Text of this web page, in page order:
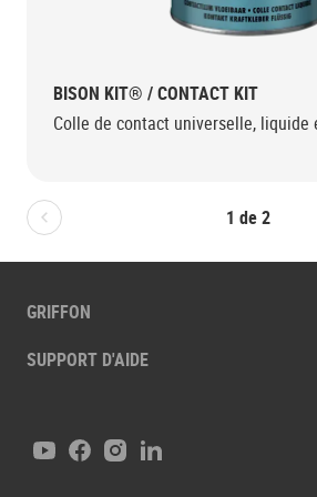
1 de2
Bolton.General.PreviousSlide
BISON KIT® / CONTACT KIT
Colle de contact universelle, liquide
GRIFFON
SUPPORT D'AIDE
YoutubeFacebook
Instagram
LinkedIn